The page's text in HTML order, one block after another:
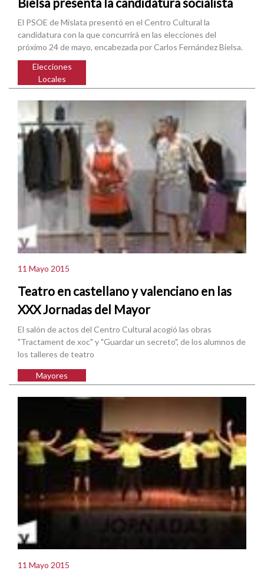
El PSOE de Mislata presentó en el Centro Cultural la
candidatura con la que concurrirá en las elecciones del
próximo 24 de mayo, encabezada por Carlos Fernández Bielsa.
Elecciones
Locales
11 Mayo 2015
Teatro en castellano y valenciano en las
XXX Jornadas del Mayor
El salón de actos del Centro Cultural acogió las obras
"Tractament de xoc" y "Guardar un secreto", de los alumnos de
los talleres de teatro
Mayores
11 Mayo 2015